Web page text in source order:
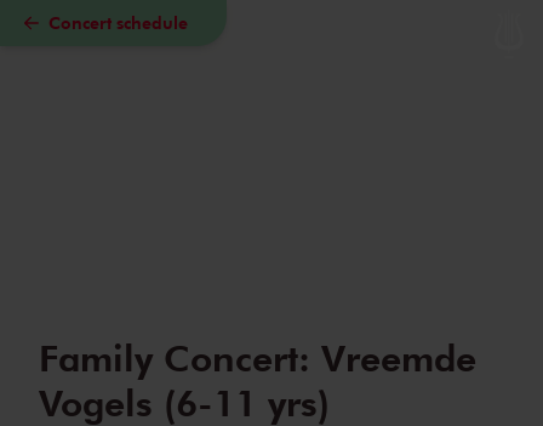
Skip to main content
Concert schedule
Family Concert: Vreemde
Vogels (6-11 yrs)